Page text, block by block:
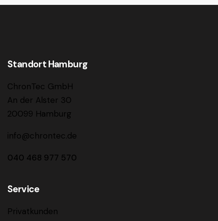
Standort Hamburg
ChronTec GmbH
An der Alster 30
20099 Hamburg
info@chrontec.de
040 468 977 570
Service
Privatkunden